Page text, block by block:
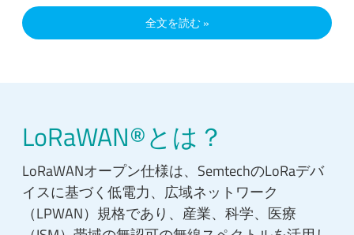
全文を読む
LoRaWAN®とは？
LoRaWANオープン仕様は、SemtechのLoRaデバ
イスに基づく低電力、広域ネットワーク
（LPWAN）規格であり、産業、科学、医療